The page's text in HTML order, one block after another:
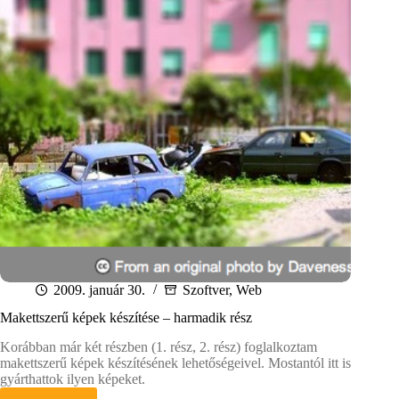
2009. január 30. Szoftver, Web
Makettszerű képek készítése – harmadik rész
Korábban már két részben (1. rész, 2. rész) foglalkoztam
makettszerű képek készítésének lehetőségeivel. Mostantól itt is
gyárthattok ilyen képeket.